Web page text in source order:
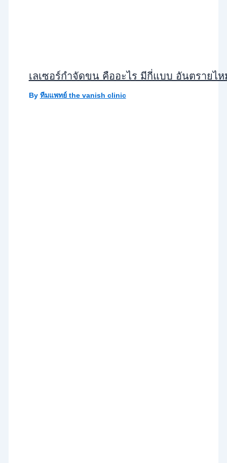
เลเซอร์กำจัดขน คืออะไร มีกี่แบบ อันตรายไ
By ทีมแพทย์ the vanish clinic